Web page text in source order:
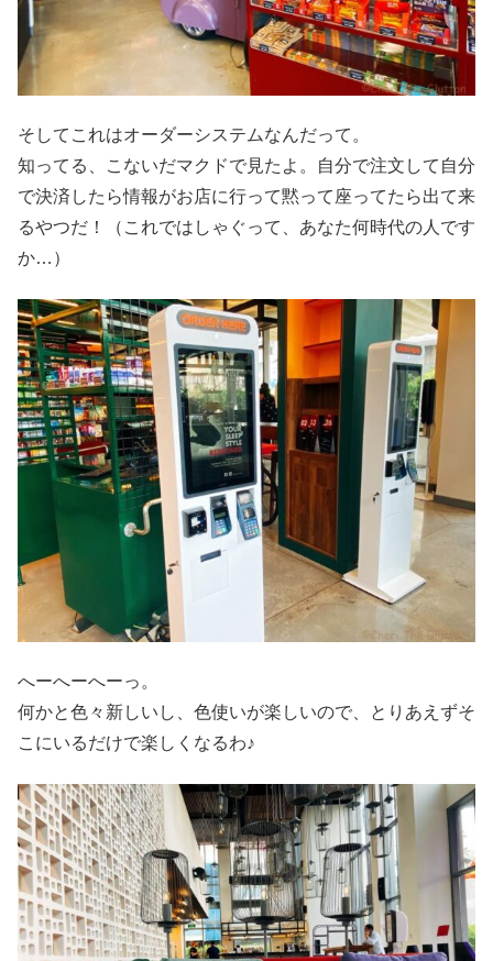
そしてこれはオーダーシステムなんだって。
知ってる、こないだマクドで見たよ。自分で注文して自分
で決済したら情報がお店に行って黙って座ってたら出て来
るやつだ！（これではしゃぐって、あなた何時代の人です
か…）
へーへーへーっ。
何かと色々新しいし、色使いが楽しいので、とりあえずそ
こにいるだけで楽しくなるわ♪